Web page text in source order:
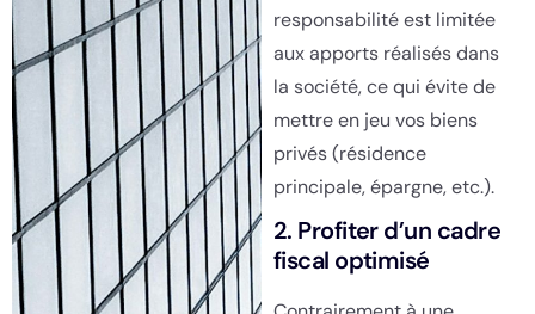
responsabilité est limitée
aux apports réalisés dans
la société, ce qui évite de
mettre en jeu vos biens
privés (résidence
principale, épargne, etc.).
2. Profiter d’un cadre
fiscal optimisé